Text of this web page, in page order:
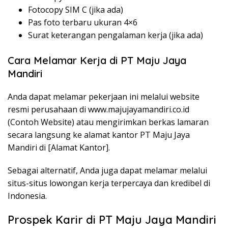
Fotocopy SIM C (jika ada)
Pas foto terbaru ukuran 4×6
Surat keterangan pengalaman kerja (jika ada)
Cara Melamar Kerja di PT Maju Jaya
Mandiri
Anda dapat melamar pekerjaan ini melalui website
resmi perusahaan di www.majujayamandiri.co.id
(Contoh Website) atau mengirimkan berkas lamaran
secara langsung ke alamat kantor PT Maju Jaya
Mandiri di [Alamat Kantor].
Sebagai alternatif, Anda juga dapat melamar melalui
situs-situs lowongan kerja terpercaya dan kredibel di
Indonesia.
Prospek Karir di PT Maju Jaya Mandiri